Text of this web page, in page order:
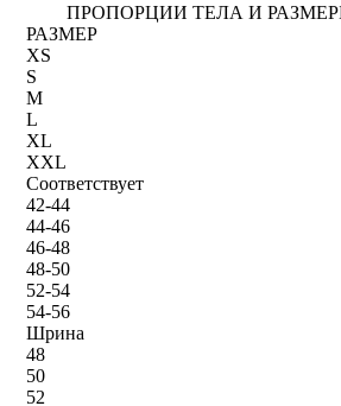
ПРОПОРЦИИ ТЕЛА И
РАЗМЕР
XS
S
M
L
XL
XXL
Соответствует
42-44
44-46
46-48
48-50
52-54
54-56
Шрина
48
50
52